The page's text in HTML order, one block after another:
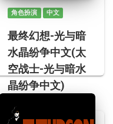
角色扮演 中文
最终幻想-光与暗
水晶纷争中文(太
空战士-光与暗水
晶纷争中文)